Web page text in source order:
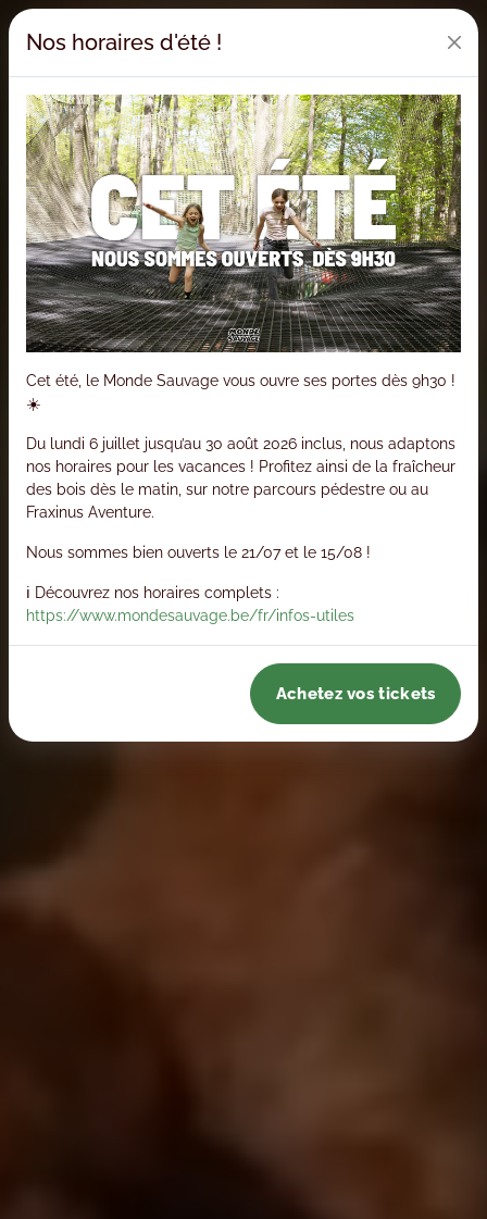
Nos horaires d'été !
Cet été, le Monde Sauvage vous ouvre ses portes dès 9h30 !
☀️
Du lundi 6 juillet jusqu’au 30 août 2026 inclus, nous adaptons
nos horaires pour les vacances ! Profitez ainsi de la fraîcheur
des bois dès le matin, sur notre parcours pédestre ou au
Fraxinus Aventure.
Nous sommes bien ouverts le 21/07 et le 15/08 !
ℹ️ Découvrez nos horaires complets :
https://www.mondesauvage.be/fr/infos-utiles
Achetez vos tickets